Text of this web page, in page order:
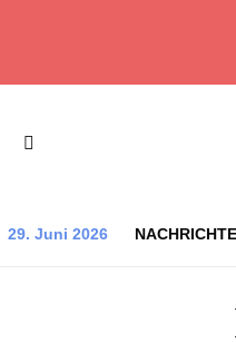
29. Juni 2026